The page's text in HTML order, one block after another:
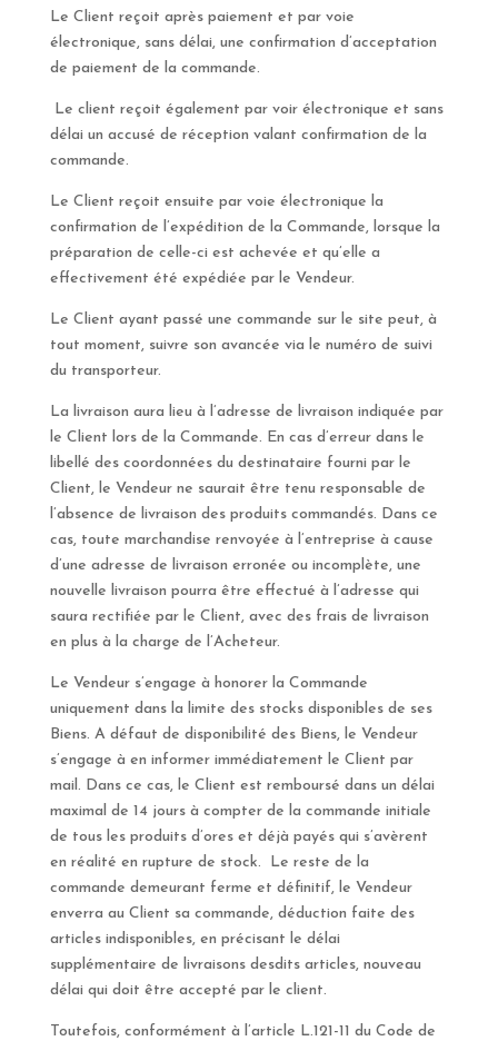
Le Client reçoit après paiement et par voie
électronique, sans délai, une confirmation d’acceptation
de paiement de la commande.
Le client reçoit également par voir électronique et sans
délai un accusé de réception valant confirmation de la
commande.
Le Client reçoit ensuite par voie électronique la
confirmation de l’expédition de la Commande, lorsque la
préparation de celle-ci est achevée et qu’elle a
effectivement été expédiée par le Vendeur.
Le Client ayant passé une commande sur le site peut, à
tout moment, suivre son avancée via le numéro de suivi
du transporteur.
La livraison aura lieu à l’adresse de livraison indiquée par
le Client lors de la Commande. En cas d’erreur dans le
libellé des coordonnées du destinataire fourni par le
Client, le Vendeur ne saurait être tenu responsable de
l’absence de livraison des produits commandés. Dans ce
cas, toute marchandise renvoyée à l’entreprise à cause
d’une adresse de livraison erronée ou incomplète, une
nouvelle livraison pourra être effectué à l’adresse qui
saura rectifiée par le Client, avec des frais de livraison
en plus à la charge de l’Acheteur.
Le Vendeur s’engage à honorer la Commande
uniquement dans la limite des stocks disponibles de ses
Biens. A défaut de disponibilité des Biens, le Vendeur
s’engage à en informer immédiatement le Client par
mail. Dans ce cas, le Client est remboursé dans un délai
maximal de 14 jours à compter de la commande initiale
de tous les produits d’ores et déjà payés qui s’avèrent
en réalité en rupture de stock. Le reste de la
commande demeurant ferme et définitif, le Vendeur
enverra au Client sa commande, déduction faite des
articles indisponibles, en précisant le délai
supplémentaire de livraisons desdits articles, nouveau
délai qui doit être accepté par le client.
Toutefois, conformément à l’article L.121-11 du Code de